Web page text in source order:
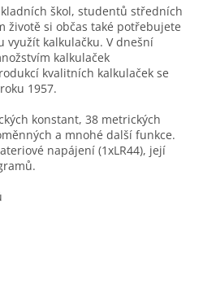
škol, studentů středních
životě si občas také potřebujete
využít kalkulačku. V dnešní
kalkulaček
kvalitních kalkulaček se
1957.
konstant, 38 metrických
a mnohé další funkce.
napájení (1xLR44), její